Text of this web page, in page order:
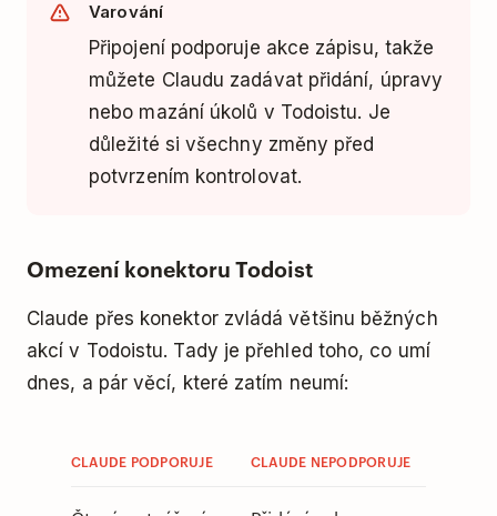
Varování
Připojení podporuje akce zápisu, takže
můžete Claudu zadávat přidání, úpravy
nebo mazání úkolů v Todoistu. Je
důležité si všechny změny před
potvrzením kontrolovat.
Omezení konektoru Todoist
Claude přes konektor zvládá většinu běžných
akcí v Todoistu. Tady je přehled toho, co umí
dnes, a pár věcí, které zatím neumí:
CLAUDE PODPORUJE CLAUDE NEPODPORUJE